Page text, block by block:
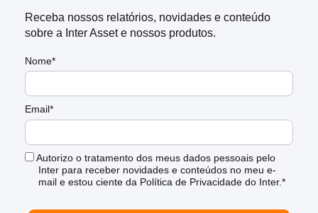
Receba nossos relatórios, novidades e conteúdo
sobre a Inter Asset e nossos produtos.
Nome*
Email*
Autorizo o tratamento dos meus dados pessoais pelo
Inter para receber novidades e conteúdos no meu e-
mail e estou ciente da Política de Privacidade do Inter.*